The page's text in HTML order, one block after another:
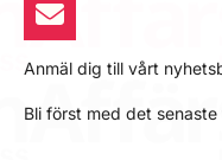
Anmäl dig till vårt
Bli först med det